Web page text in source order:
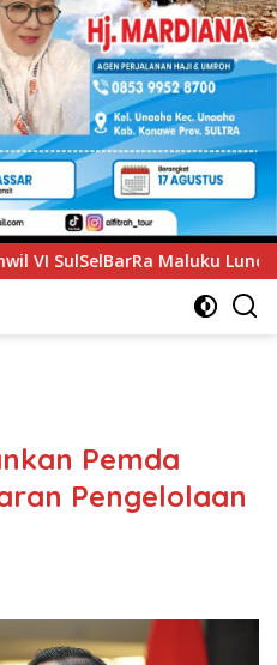
Program PANDE EMAS
Pemda
Pengelolaan